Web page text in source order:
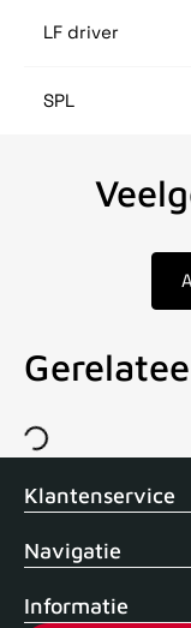
LF driver
SPL
Voor 15uur besteld,
Klantenservice
Navigatie
Informatie